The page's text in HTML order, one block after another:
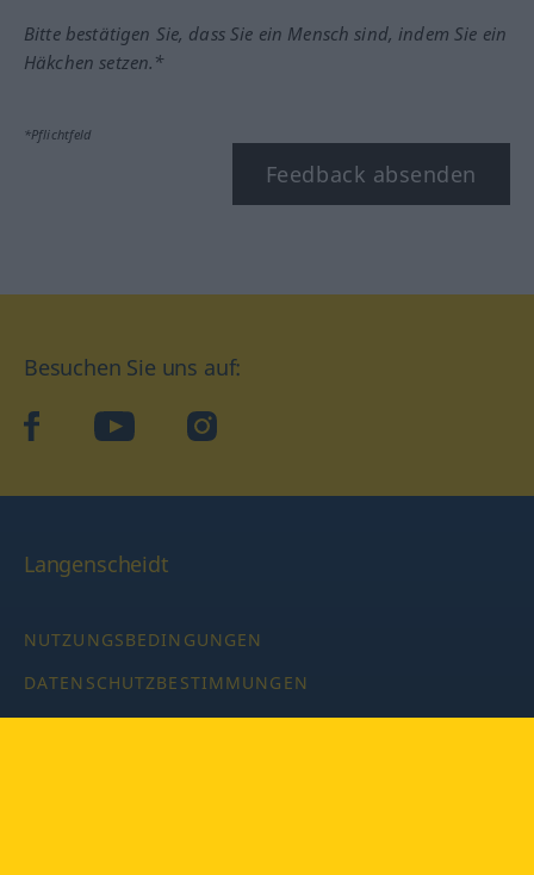
Bitte bestätigen Sie, dass Sie ein Mensch sind, indem Sie ein
Häkchen setzen.*
*Pflichtfeld
Feedback absenden
Besuchen Sie uns auf:
facebookYouTube Instagram
Langenscheidt
NUTZUNGSBEDINGUNGEN
DATENSCHUTZBESTIMMUNGEN
IMPRESSUM